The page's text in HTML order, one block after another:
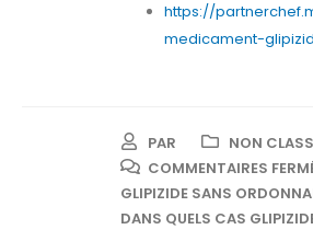
https://
medicament-
PAR
NON
COMMENTAIRES
GLIPIZIDE SANS
DANS QUELS CAS